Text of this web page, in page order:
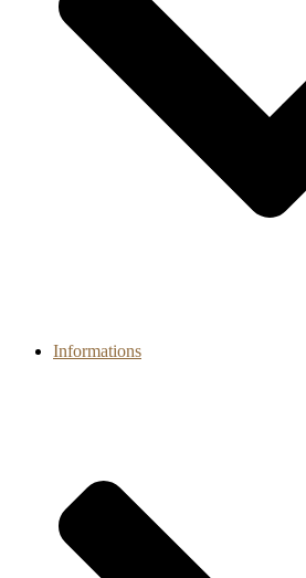
Informations